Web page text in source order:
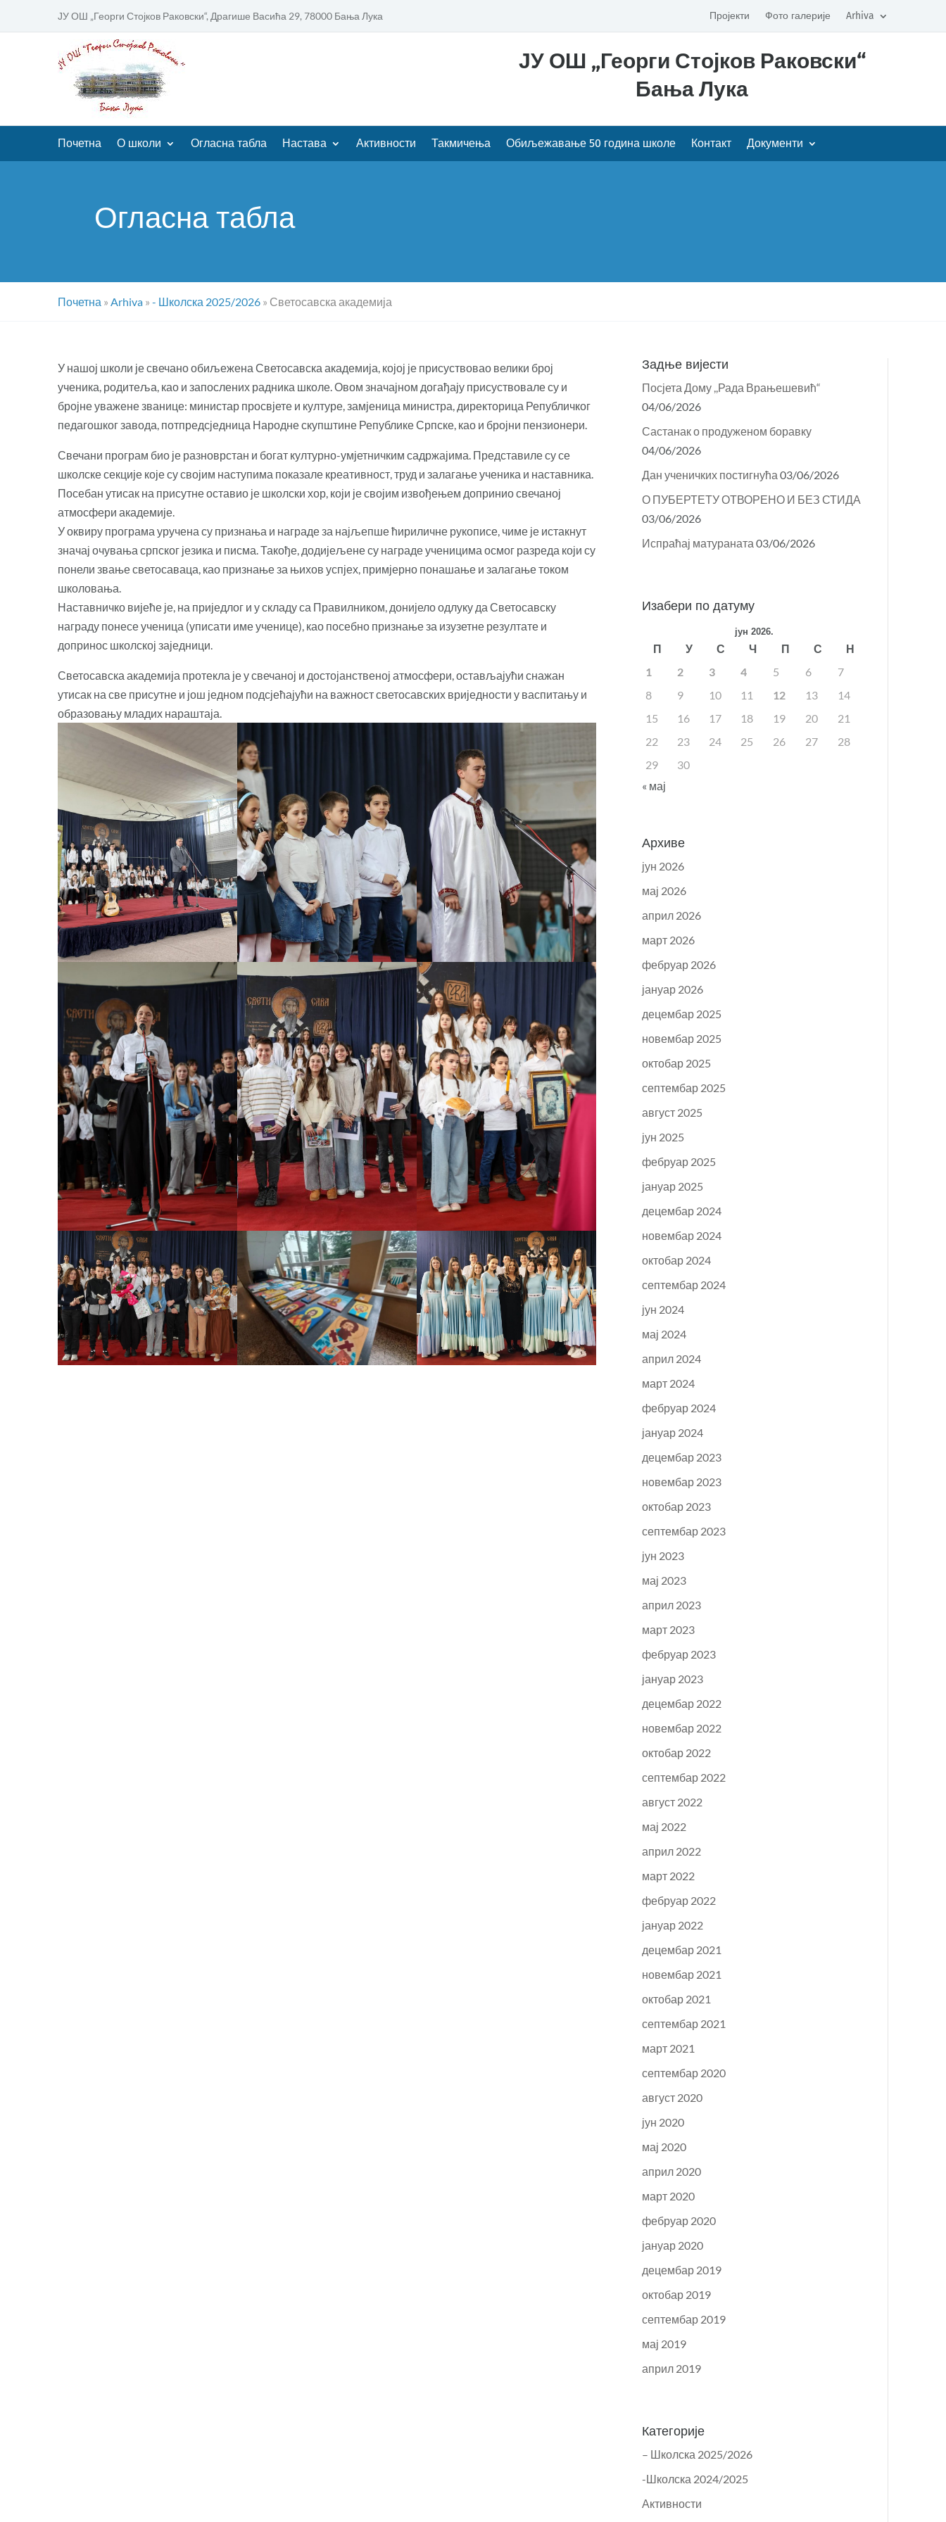
ЈУ ОШ „Георги Стојков Раковски“, Драгише Васића 29, 78000 Бања Лука Пројекти Фото галерије Arhiva
ЈУ ОШ „Георги Стојков Раковски“
Бања Лука
Почетна О школи Огласна табла Настава Активности Такмичења Обиљежавање 50 година школе Контакт Документи
Огласна табла
Почетна » Arhiva » - Школска 2025/2026 » Светосавска академија
У нашој школи је свечано обиљежена Светосавска академија, којој је присуствовао велики број
ученика, родитеља, као и запослених радника школе. Овом значајном догађају присуствовале су и
бројне уважене званице: министар просвјете и културе, замјеница министра, директорица Републичког
педагошког завода, потпредсједница Народне скупштине Републике Српске, као и бројни пензионери.
Свечани програм био је разноврстан и богат културно-умјетничким садржајима. Представиле су се
школске секције које су својим наступима показале креативност, труд и залагање ученика и наставника.
Посебан утисак на присутне оставио је школски хор, који је својим извођењем допринио свечаној
атмосфери академије.
У оквиру програма уручена су признања и награде за најљепше ћириличне рукописе, чиме је истакнут
значај очувања српског језика и писма. Такође, додијељене су награде ученицима осмог разреда који су
понели звање светосаваца, као признање за њихов успјех, примјерно понашање и залагање током
школовања.
Наставничко вијеће је, на приједлог и у складу са Правилником, донијело одлуку да Светосавску
награду понесе ученица (уписати име ученице), као посебно признање за изузетне резултате и
допринос школској заједници.
Светосавска академија протекла је у свечаној и достојанственој атмосфери, остављајући снажан
утисак на све присутне и још једном подсјећајући на важност светосавских вриједности у васпитању и
образовању младих нараштаја.
Задње вијести
Посјета Дому ,,Рада Врањешевић“
04/06/2026
Састанак о продуженом боравку
04/06/2026
Дан ученичких постигнућа 03/06/2026
О ПУБЕРТЕТУ ОТВОРЕНО И БЕЗ СТИДА
03/06/2026
Испраћај матураната 03/06/2026
Изабери по датуму
јун 2026.
П У С Ч П С
Н
1
2 3 4 5 6
7
8
9 10 11 12 13
14
15
16 17 18 19 20
21
22
23 24 25 26 27
28
29
30
« мај
Архиве
јун 2026
мај 2026
април 2026
март 2026
фебруар 2026
јануар 2026
децембар 2025
новембар 2025
октобар 2025
септембар 2025
август 2025
јун 2025
фебруар 2025
јануар 2025
децембар 2024
новембар 2024
октобар 2024
септембар 2024
јун 2024
мај 2024
април 2024
март 2024
фебруар 2024
јануар 2024
децембар 2023
новембар 2023
октобар 2023
септембар 2023
јун 2023
мај 2023
април 2023
март 2023
фебруар 2023
јануар 2023
децембар 2022
новембар 2022
октобар 2022
септембар 2022
август 2022
мај 2022
април 2022
март 2022
фебруар 2022
јануар 2022
децембар 2021
новембар 2021
октобар 2021
септембар 2021
март 2021
септембар 2020
август 2020
јун 2020
мај 2020
април 2020
март 2020
фебруар 2020
јануар 2020
децембар 2019
октобар 2019
септембар 2019
мај 2019
април 2019
Категорије
– Школска 2025/2026
-Школска 2024/2025
Активности